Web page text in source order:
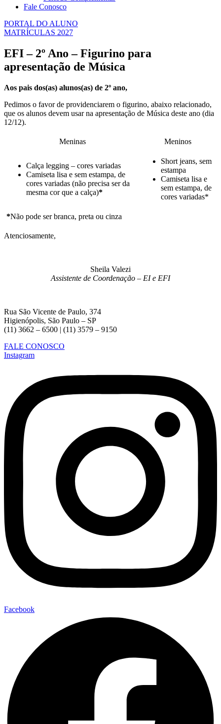
Fale Conosco
PORTAL DO ALUNO
MATRÍCULAS 2027
EFI – 2º Ano – Figurino para
apresentação de Música
Aos pais dos(as) alunos(as) de 2º ano,
Pedimos o favor de providenciarem o figurino, abaixo relacionado,
que os alunos devem usar na apresentação de Música deste ano (dia
12/12).
Meninas Meninos
Calça legging – cores variadas
Camiseta lisa e sem estampa, de
cores variadas (não precisa ser da
mesma cor que a calça)*
Short jeans, sem
estampa
Camiseta lisa e
sem estampa, de
cores variadas*
*Não pode ser branca, preta ou cinza
Atenciosamente,
Sheila Valezi
Assistente de Coordenação – EI e EFI
Rua São Vicente de Paulo, 374
Higienópolis, São Paulo – SP
(11) 3662 – 6500 | (11) 3579 – 9150
FALE CONOSCO
Instagram
Facebook